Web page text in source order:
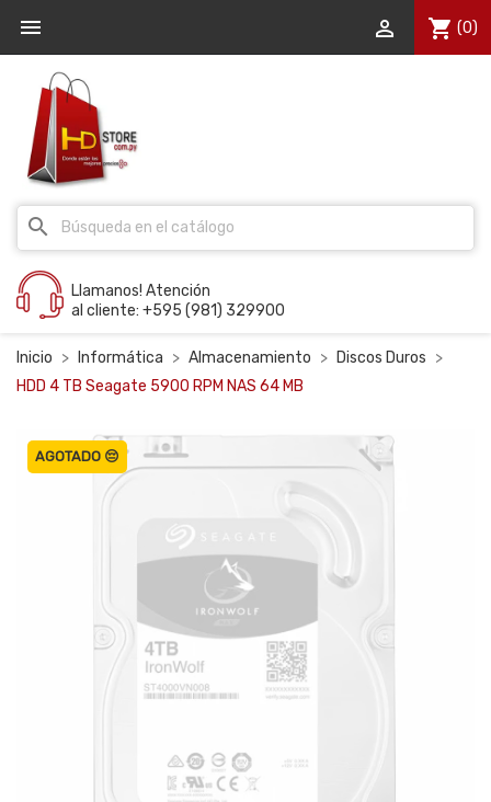
 shopping_cart (0)

search
Llamanos! Atención
al cliente: +595 (981) 329900
Inicio Informática Almacenamiento
Discos Duros
HDD 4 TB Seagate 5900 RPM NAS 64 MB
AGOTADO 😔